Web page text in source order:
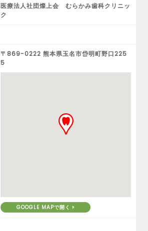
医療法人社団燦上会 むらかみ歯科クリニッ
ク
〒869-0222 熊本県玉名市岱明町野口225
5
GOOGLE MAPで開く